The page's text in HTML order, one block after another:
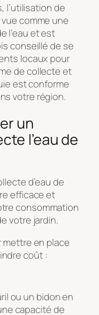
l’utilisation de
comme une
l’eau et est
conseillé de se
locaux pour
de collecte et
est conforme
votre région.
un
l’eau de
d’eau de
efficace et
consommation
votre jardin.
mettre en place
coût :
ou un bidon en
capacité de